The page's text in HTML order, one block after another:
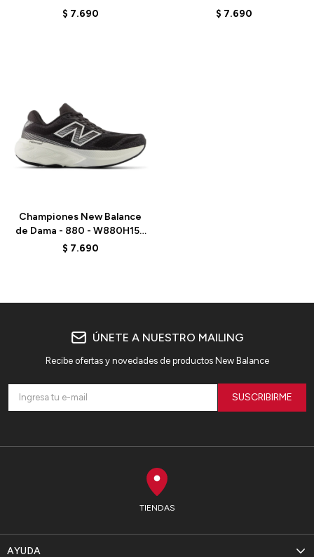
W880411 - BLUE
$ 7.690
W8804I9 - PINK
$ 7.690
Championes New Balance
de Dama - 880 - W880H15 -
ELD
$ 7.690
TIENDAS
AYUDA
ÚNETE A NUESTRO MAILING
Recibe ofertas y novedades de productos New Balance
SUSCRIBIRME